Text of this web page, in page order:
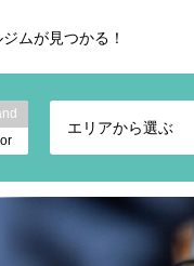
ムが見つかる！
or
エリアから選ぶ